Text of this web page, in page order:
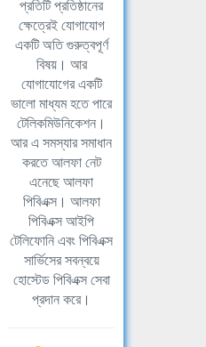
প্রতিটি প্রতিষ্ঠানের
ক্ষেত্রেই যোগাযোগ
একটি অতি গুরুত্বপূর্ণ
বিষয়। আর
যোগাযোগের একটি
ভালো মাধ্যম হতে পারে
টেলিকমিউনিকেশন।
আর এ সমস্যার সমাধান
করতে আলফা নেট
এনেছে আলফা
পিবিএক্স। আলফা
পিবিএক্স আইপি
টেলিফোনি এবং পিবিএক্স
সার্ভিসের সবন্বয়ে
হোস্টেড পিবিএক্স সেবা
প্রদান করে।